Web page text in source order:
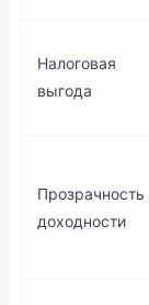
Налоговая
выгода
Прозрачность
доходности